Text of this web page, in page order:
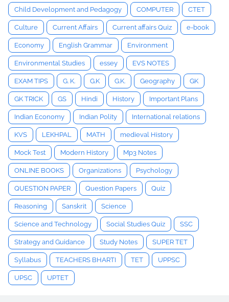
Child Development and Pedagogy COMPUTER CTET
Culture Current Affairs Current affairs Quiz e-book
Economy English Grammar Environment
Environmental Studies essey EVS NOTES
EXAM TIPS G. K. G.K G.K. Geography GK
GK TRICK GS Hindi History Important Plans
Indian Economy Indian Polity International relations
KVS LEKHPAL MATH medieval History
Mock Test Modern History Mp3 Notes
ONLINE BOOKS Organizations Psychology
QUESTION PAPER Question Papers Quiz
Reasoning Sanskrit Science
Science and Technology Social Studies Quiz SSC
Strategy and Guidance Study Notes SUPER TET
Syllabus TEACHERS BHARTI TET UPPSC
UPSC UPTET